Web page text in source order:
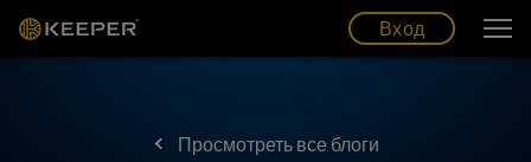
Вход
Просмотреть все блоги